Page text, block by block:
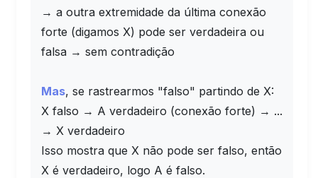
→ a outra extremidade da última conexão
forte (digamos X) pode ser verdadeira ou
falsa → sem contradição
Mas, se rastrearmos "falso" partindo de X:
X falso → A verdadeiro (conexão forte) → ...
→ X verdadeiro
Isso mostra que X não pode ser falso, então
X é verdadeiro, logo A é falso.